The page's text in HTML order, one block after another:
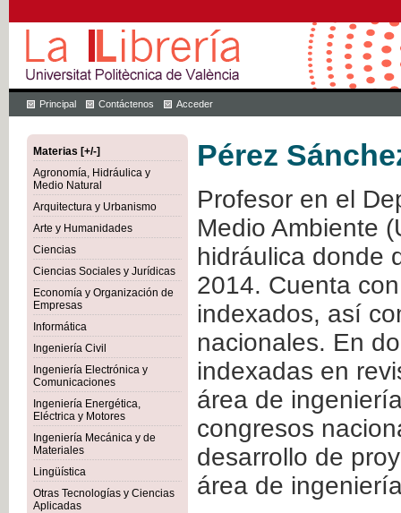
Principal Contáctenos Acceder
Materias [+/-]
Agronomía, Hidráulica y
Medio Natural
Arquitectura y Urbanismo
Arte y Humanidades
Ciencias
Ciencias Sociales y Jurídicas
Economía y Organización de
Empresas
Informática
Ingeniería Civil
Ingeniería Electrónica y
Comunicaciones
Ingeniería Energética,
Eléctrica y Motores
Ingeniería Mecánica y de
Materiales
Lingüística
Otras Tecnologías y Ciencias
Aplicadas
Pérez
Profesor en el
Medio Ambiente
hidráulica donde
2014. Cuenta
indexados, así
nacionales. En
indexadas en
área de
congresos
desarrollo de
área de